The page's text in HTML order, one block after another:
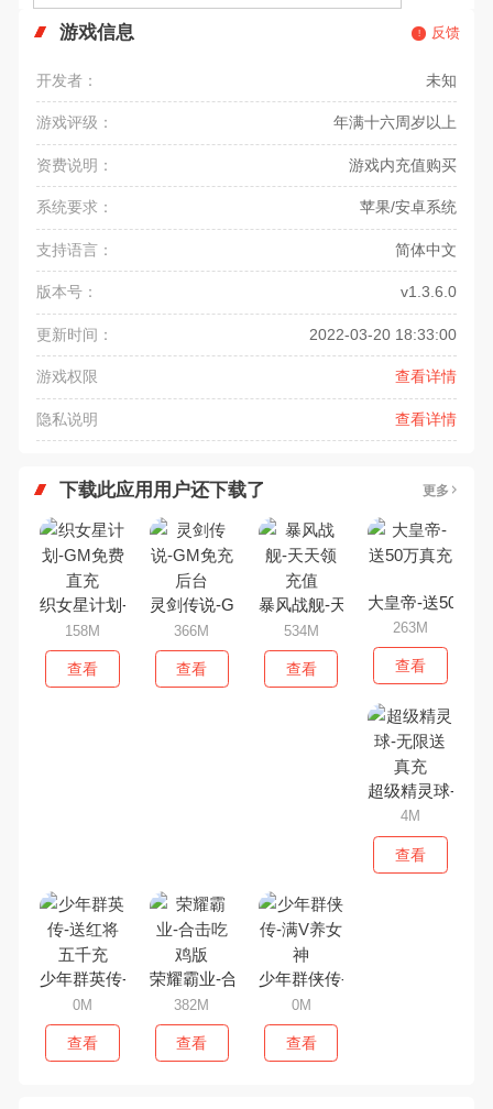
游戏信息 反馈
开发者： 未知
游戏评级： 年满十六周岁以上
资费说明： 游戏内充值购买
系统要求： 苹果/安卓系统
支持语言： 简体中文
版本号： v1.3.6.0
更新时间： 2022-03-20 18:33:00
游戏权限 查看详情
隐私说明 查看详情
下载此应用用户还下载了 更多
织女星计划-GM免费直充
158M
查看
灵剑传说-GM免充后台
366M
查看
暴风战舰-天天领充值
534M
查看
大皇帝-送50万
263M
查看
超级精灵球-无
4M
查看
少年群英传-送红将五千充
0M
查看
荣耀霸业-合击吃鸡版
382M
查看
少年群侠传-满V养女神
0M
查看